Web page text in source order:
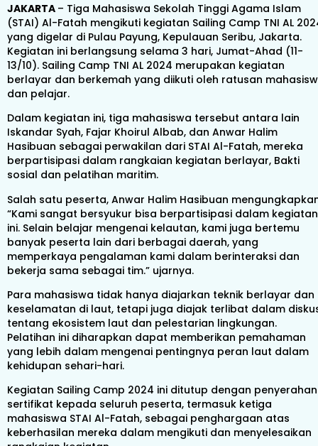
JAKARTA – Tiga Mahasiswa Sekolah Tinggi Agama Islam
(STAI) Al-Fatah mengikuti kegiatan Sailing Camp TNI AL
yang digelar di Pulau Payung, Kepulauan Seribu, Jakarta.
Kegiatan ini berlangsung selama 3 hari, Jumat-Ahad (11-
13/10). Sailing Camp TNI AL 2024 merupakan kegiatan
berlayar dan berkemah yang diikuti oleh ratusan
dan pelajar.
Dalam kegiatan ini, tiga mahasiswa tersebut antara lain
Iskandar Syah, Fajar Khoirul Albab, dan Anwar Halim
Hasibuan sebagai perwakilan dari STAI Al-Fatah, mereka
berpartisipasi dalam rangkaian kegiatan berlayar, Bakti
sosial dan pelatihan maritim.
Salah satu peserta, Anwar Halim Hasibuan
“Kami sangat bersyukur bisa berpartisipasi dalam kegiatan
ini. Selain belajar mengenai kelautan, kami juga bertemu
banyak peserta lain dari berbagai daerah, yang
memperkaya pengalaman kami dalam berinteraksi dan
bekerja sama sebagai tim.” ujarnya.
Para mahasiswa tidak hanya diajarkan teknik berlayar dan
keselamatan di laut, tetapi juga diajak terlibat dalam
tentang ekosistem laut dan pelestarian lingkungan.
Pelatihan ini diharapkan dapat memberikan pemahaman
yang lebih dalam mengenai pentingnya peran laut dalam
kehidupan sehari-hari.
Kegiatan Sailing Camp 2024 ini ditutup dengan penyerahan
sertifikat kepada seluruh peserta, termasuk ketiga
mahasiswa STAI Al-Fatah, sebagai penghargaan atas
keberhasilan mereka dalam mengikuti dan menyelesaikan